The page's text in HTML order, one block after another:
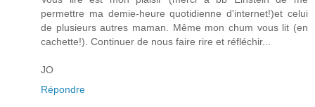
permettre ma demie-heure quotidienne d'internet!)et celui
de plusieurs autres maman. Même mon chum vous lit (en
cachette!). Continuer de nous faire rire et réfléchir...
JO
Répondre